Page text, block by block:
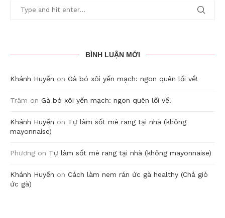
BÌNH LUẬN MỚI
Khánh Huyền on Gà bó xôi yến mạch: ngon quên lối về!
Trâm on Gà bó xôi yến mạch: ngon quên lối về!
Khánh Huyền on Tự làm sốt mè rang tại nhà (không
mayonnaise)
Phương on Tự làm sốt mè rang tại nhà (không mayonnaise)
Khánh Huyền on Cách làm nem rán ức gà healthy (Chả giò
ức gà)